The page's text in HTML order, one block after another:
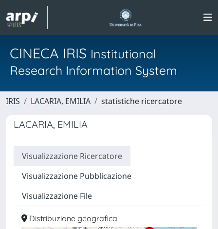
CINECA IRIS Institutional
Research Information System
IRIS LACARIA, EMILIA statistiche ricercatore
LACARIA, EMILIA
Visualizzazione Ricercatore
Visualizzazione Pubblicazione
Visualizzazione File
Distribuzione geografica